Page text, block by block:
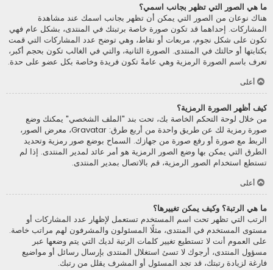
ما هي الصور التي تظهر بجانب اسمي؟
هناك نوعان من الصور التي يمكن أن تظهر بجانب اسمك عند مشاهدة
المشاركات. إحداهما قد تكون صورة خاصة برتبتك في المنتدى، بشكل عام فهي
تكون على شكل نجوم، مربعات أو نقاط، وهي توضح عدد المشاركات التي قمت
بكتابتها أو حالتك في المنتدى. الصورة الثانية، والتي في الغالب تكون بحجم أكبر،
تعرف باسم الصورة الرمزية وهي عامةً تكون فريدة وخاصة بكل عضو على حدة.
أعلى
كيف أظهر الصورة الرمزية؟
من خلال لوحة التحكم الخاصة بك، تحت بند "الملف الشخصي" يمكنك وضع
صورة رمزية لك عن طريق واحدة من أربع طرق: Gravatar، معرض الصور،
الربط مع صورة أو رفع صورة من جهازك. السماح بوضع صور رمزية وتحديد
الطرق التي يمكن بها وضع الصور الرمزية هو أمر عائد لمدير المنتدى. إذا لم
تستطع استخدام الصور الرمزية، قم بالاتصال بمدير المنتدى.
أعلى
ما هي الرتبة؟ وكيف يمكن تغييرها؟
الرتب التي تظهر تحت اسم المستخدم تستعمل لإظهار عدد المشاركات أو
مستوى المستخدم في المنتدى، مثلًا المسئولون والمشرفون لهم مراتب خاصة.
على العموم أنت لا تستطيع تغيير كلمات الرتبة لديك التي يتم وضعها عبر
مسؤول المنتدى، أرجوك لا تسئ استغلال المنتدى بإرسال رسائل أو مواضيع
فارغة لزيادة رتبتك، قد تجد المسئول أو المشرف يقلل من رتبك.